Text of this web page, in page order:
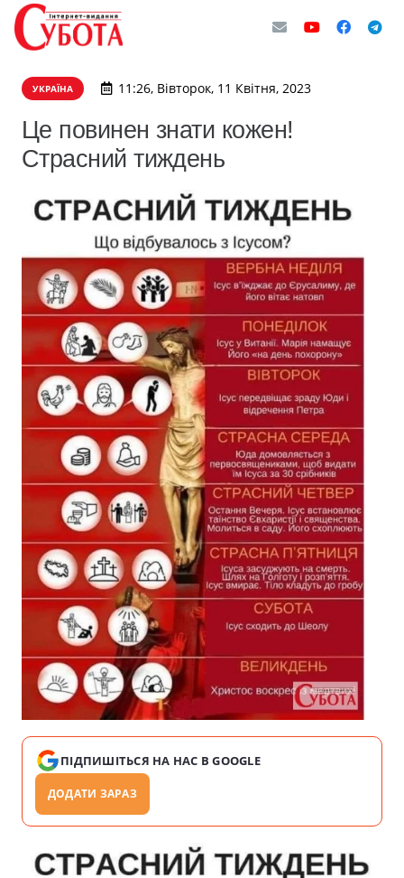
УКРАЇНА 11:26, Вівторок, 11 Квітня, 2023
Це повинен знати кожен!
Страсний тиждень
ПІДПИШІТЬСЯ НА НАС В GOOGLE
ДОДАТИ ЗАРАЗ